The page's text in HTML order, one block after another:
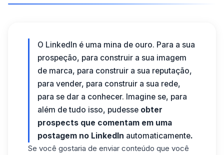
O LinkedIn é uma mina de ouro. Para a sua
prospeção, para construir a sua imagem
de marca, para construir a sua reputação,
para vender, para construir a sua rede,
para se dar a conhecer. Imagine se, para
além de tudo isso, pudesse obter
prospects que comentam em uma
postagem no LinkedIn automaticamente.
Se você gostaria de enviar conteúdo que você